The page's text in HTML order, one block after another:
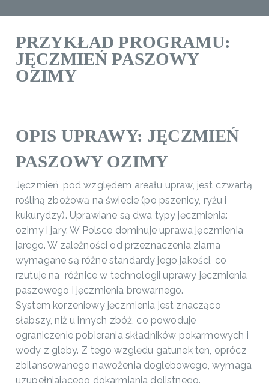
PRZYKŁAD PROGRAMU:
JĘCZMIEŃ PASZOWY
OZIMY
OPIS UPRAWY: JĘCZMIEŃ
PASZOWY OZIMY
Jęczmień, pod względem areału upraw, jest czwartą
rośliną zbożową na świecie (po pszenicy, ryżu i
kukurydzy). Uprawiane są dwa typy jęczmienia:
ozimy i jary. W Polsce dominuje uprawa jęczmienia
jarego. W zależności od przeznaczenia ziarna
wymagane są różne standardy jego jakości, co
rzutuje na różnice w technologii uprawy jęczmienia
paszowego i jęczmienia browarnego.
System korzeniowy jęczmienia jest znacząco
słabszy, niż u innych zbóż, co powoduje
ograniczenie pobierania składników pokarmowych i
wody z gleby. Z tego względu gatunek ten, oprócz
zbilansowanego nawożenia doglebowego, wymaga
uzupełniającego dokarmiania dolistnego.